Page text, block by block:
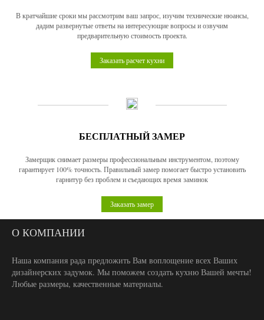
В кратчайшие сроки мы рассмотрим ваш запрос, изучим технические нюансы,
дадим развернутые ответы на интересующие вопросы и озвучим
предварительную стоимость проекта.
Заказать расчет кухни
БЕСПЛАТНЫЙ ЗАМЕР
Замерщик снимает размеры профессиональным инструментом, поэтому
гарантирует 100% точность. Правильный замер помогает быстро установить
гарнитур без проблем и съедающих время заминок
Заказать замер
О КОМПАНИИ
Наша компания рада предложить Вам воплощение всех Ваших
дизайнерских задумок. Мы поможем создать кухню Вашей мечты!
Любые размеры, качественные материалы.